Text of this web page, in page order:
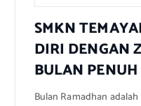
SMKN
DIRI DENGAN
BULAN
Bulan Ramadhan